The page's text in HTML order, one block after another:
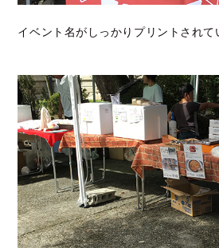
イベント名がしっかりプリントされて